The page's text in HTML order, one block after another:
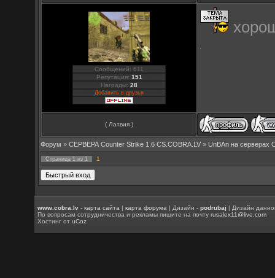
Сообщений: 611
Репутация: 151
Награды:28
Добавить в друзья
( Латвия )
Форум » СЕРВЕРА Counter Strike 1.6 CS.COBRA.LV » UnBAn на серверах
Страница 1 из 1 1
www.cobra.lv -карта сайта |карта форума | Дизайн -podrubaj | Дизайн
По вопросам сотрудничества и рекламы пишите на почтуrusalex11@live.com
Хостинг отuCoz